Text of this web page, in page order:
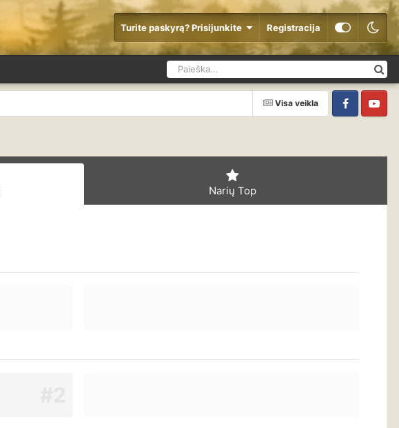
Turite paskyrą? Prisijunkite Registracija
Visa veikla
FacebookYouTube
Narių Top